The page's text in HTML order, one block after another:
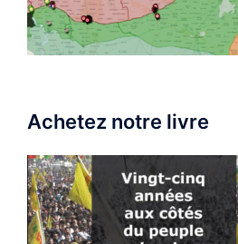
Achetez notre livre